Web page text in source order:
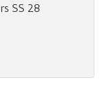
SS 28